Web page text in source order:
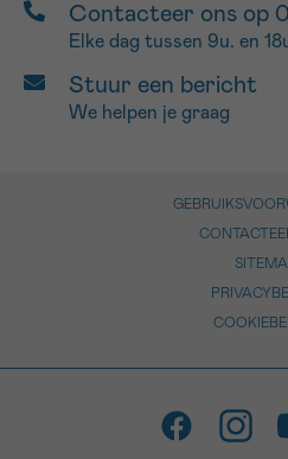
Contacteer ons op
Elke dag tussen 9u. en
Stuur een bericht
We helpen je graag